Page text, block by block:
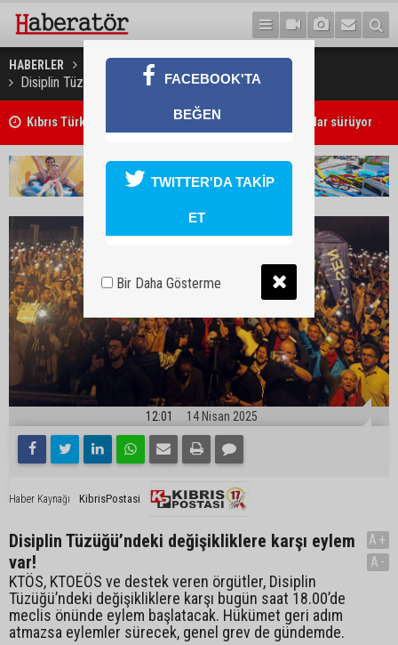
HABERLER GÜNDEM
Disiplin Tüzüğü’ndeki değişikliklere karşı eylem var!
Kıbrıs Türk Üniversite Öğrencileri Kongresi için kayıtlar sürüyor
12:01 14 Nisan 2025
Haber Kaynağı KibrisPostasi
Disiplin Tüzüğü’ndeki değişikliklere karşı eylem
var!
KTÖS, KTOEÖS ve destek veren örgütler, Disiplin
Tüzüğü’ndeki değişikliklere karşı bugün saat 18.00’de
meclis önünde eylem başlatacak. Hükümet geri adım
atmazsa eylemler sürecek, genel grev de gündemde.
A+
A-
FACEBOOK'TA
BEĞEN
TWITTER'DA TAKİP
ET
Bir Daha Gösterme